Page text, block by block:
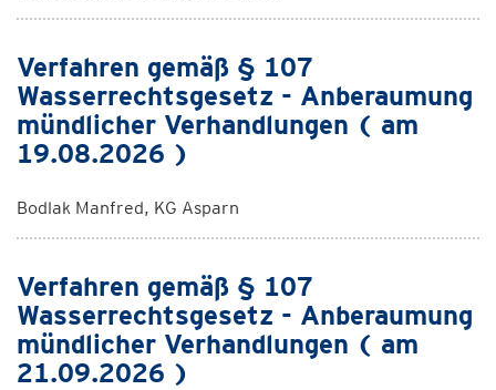
Verfahren gemäß § 107
Wasserrechtsgesetz - Anberaumung
mündlicher Verhandlungen ( am
19.08.2026 )
Bodlak Manfred, KG Asparn
Verfahren gemäß § 107
Wasserrechtsgesetz - Anberaumung
mündlicher Verhandlungen ( am
21.09.2026 )